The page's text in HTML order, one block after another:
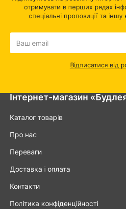
Інтернет-магазин
Каталог товарів
Про нас
Переваги
Доставка і оплата
Контакти
Політика конфіденційності
отримувати в перших рядах
спеціальні пропозиції та
Відписатися від